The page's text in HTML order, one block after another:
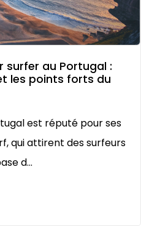
surfer au Portugal :
les points forts du
est réputé pour ses
qui attirent des surfeurs
d...